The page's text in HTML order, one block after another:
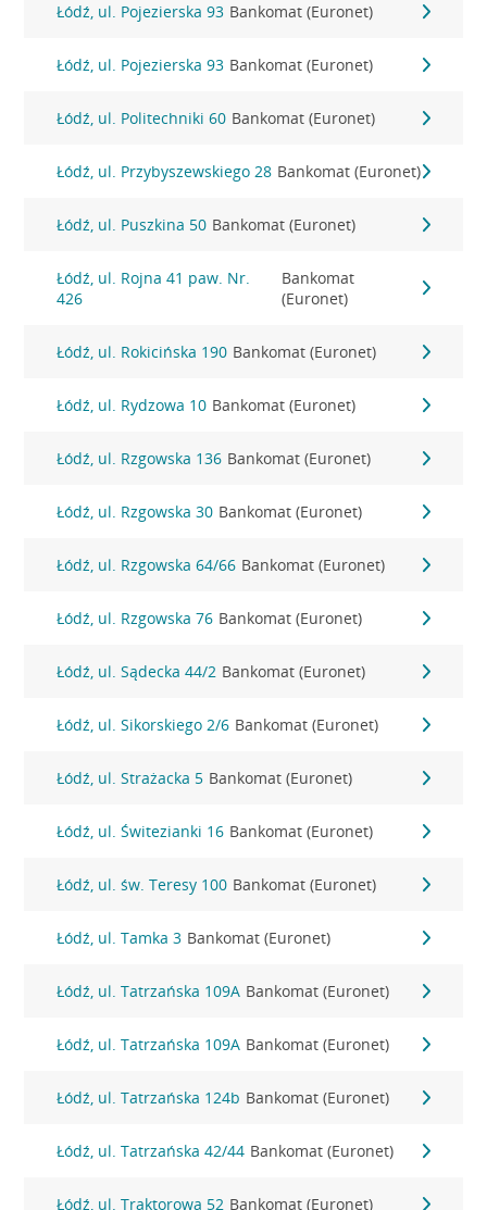
Łódź, ul. Pojezierska 93 Bankomat (Euronet)
Łódź, ul. Pojezierska 93 Bankomat (Euronet)
Łódź, ul. Politechniki 60 Bankomat (Euronet)
Łódź, ul. Przybyszewskiego 28 Bankomat (Euronet)
Łódź, ul. Puszkina 50 Bankomat (Euronet)
Łódź, ul. Rojna 41 paw. Nr.
426
Bankomat
(Euronet)
Łódź, ul. Rokicińska 190 Bankomat (Euronet)
Łódź, ul. Rydzowa 10 Bankomat (Euronet)
Łódź, ul. Rzgowska 136 Bankomat (Euronet)
Łódź, ul. Rzgowska 30 Bankomat (Euronet)
Łódź, ul. Rzgowska 64/66 Bankomat (Euronet)
Łódź, ul. Rzgowska 76 Bankomat (Euronet)
Łódź, ul. Sądecka 44/2 Bankomat (Euronet)
Łódź, ul. Sikorskiego 2/6 Bankomat (Euronet)
Łódź, ul. Strażacka 5 Bankomat (Euronet)
Łódź, ul. Świtezianki 16 Bankomat (Euronet)
Łódź, ul. św. Teresy 100 Bankomat (Euronet)
Łódź, ul. Tamka 3 Bankomat (Euronet)
Łódź, ul. Tatrzańska 109A Bankomat (Euronet)
Łódź, ul. Tatrzańska 109A Bankomat (Euronet)
Łódź, ul. Tatrzańska 124b Bankomat (Euronet)
Łódź, ul. Tatrzańska 42/44 Bankomat (Euronet)
Łódź, ul. Traktorowa 52 Bankomat (Euronet)